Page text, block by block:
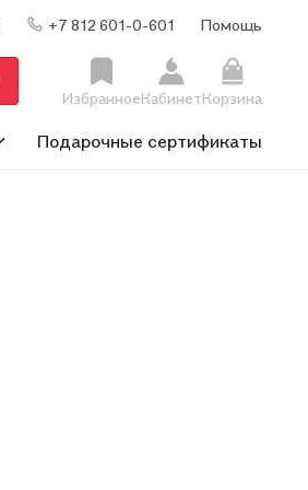
+7 812 601-0-601 Помощь
ИзбранноеКабинетКорзина
Подарочные сертификаты